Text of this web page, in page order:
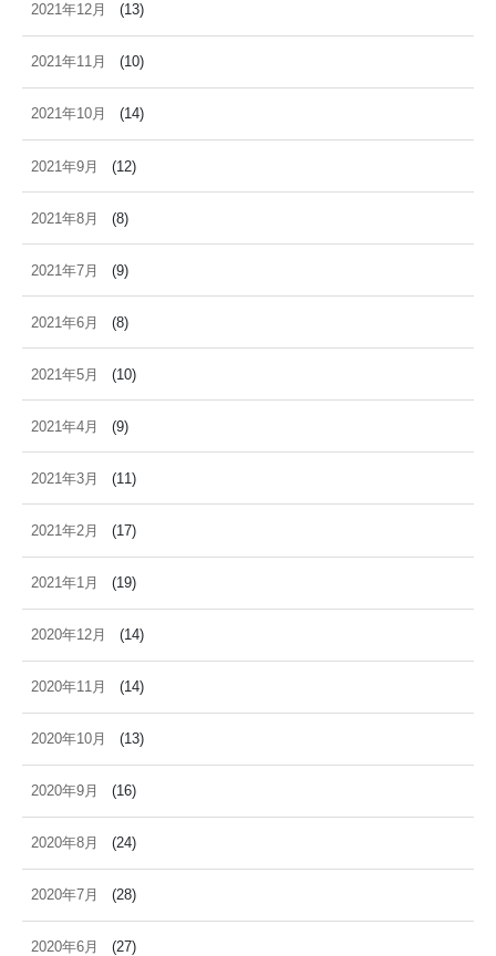
2021年12月 (13)
2021年11月 (10)
2021年10月 (14)
2021年9月 (12)
2021年8月 (8)
2021年7月 (9)
2021年6月 (8)
2021年5月 (10)
2021年4月 (9)
2021年3月 (11)
2021年2月 (17)
2021年1月 (19)
2020年12月 (14)
2020年11月 (14)
2020年10月 (13)
2020年9月 (16)
2020年8月 (24)
2020年7月 (28)
2020年6月 (27)